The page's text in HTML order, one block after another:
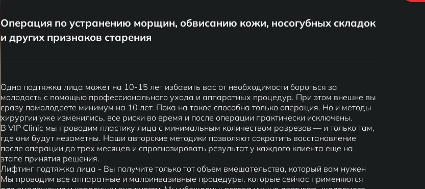
Операция по устранению морщин, обвисанию кожи, носогубных складок
и других признаков старения
Одна подтяжка лица может на 10-15 лет избавить вас от необходимости бороться за
молодость с помощью профессионального ухода и аппаратных процедур. При этом внешне вы
сразу помолодеете минимум на 10 лет. Пока на такое способна только операция. Но и методы
хирургии уже изменились, все риски во время и после операции практически исключены.
В VIP Clinic мы проводим пластику лица с минимальным количеством разрезов — и только там,
где они будут незаметны. Наши авторские методики позволяют сократить восстановление
после операции до трех месяцев и спрогнозировать результат у каждого клиента еще на
этапе принятия решения.
Лифтинг подтяжка лица - Вы получите только тот объем вмешательства, который вам нужен
Мы проводим все аппаратные и малоинвазивные процедуры, которые сейчас применяются